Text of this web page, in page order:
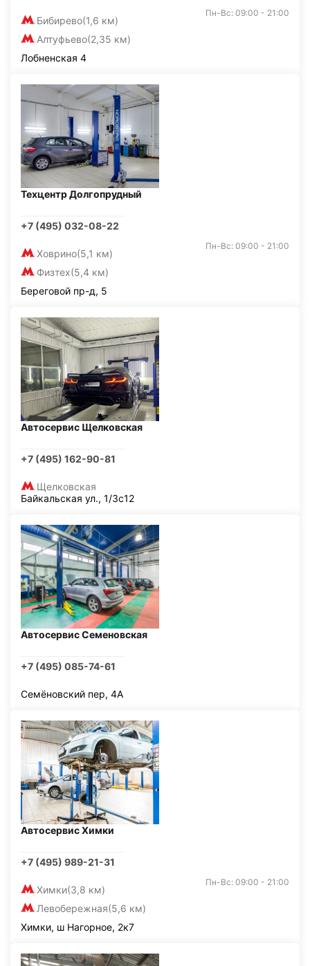
Бибирево(1,6 км)
Алтуфьево(2,35 км)
Пн-Вс: 09:00 - 21:00
Лобненская 4
Техцентр Долгопрудный
+7 (495) 032-08-22
Ховрино(5,1 км)
Физтех(5,4 км)
Пн-Вс: 09:00 - 21:00
Береговой пр-д, 5
Автосервис Щелковская
+7 (495) 162-90-81
Щелковская
Байкальская ул., 1/3с12
Автосервис Семеновская
+7 (495) 085-74-61
Семёновский пер, 4А
Автосервис Химки
+7 (495) 989-21-31
Химки(3,8 км)
Левобережная(5,6 км)
Пн-Вс: 09:00 - 21:00
Химки, ш Нагорное, 2к7